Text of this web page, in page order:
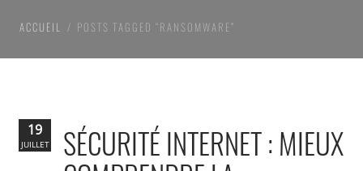
ACCUEIL POSTS TAGGED “RANSOMWARE”
SÉCURITÉ INTERNET : MIEUX
19
JUILLET